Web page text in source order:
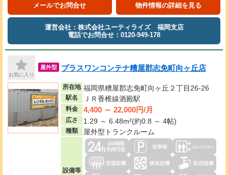
メールでお問合せ 物件情報の詳細を見る
運営会社：株式会社ユーティライズ 福岡支店
電話でお問合せ：0120-949-178
お気に入り
屋外型 プラスワンコンテナ糟屋郡志免町向ヶ丘店
所在地 福岡県糟屋郡志免町向ヶ丘２丁目26-26
駅名 ＪＲ香椎線酒殿駅
料金 4,400 ～ 22,000円/月
広さ 1.29 ～ 6.48m²(約0.8 ～ 4帖)
種類 屋外型トランクルーム
設備等